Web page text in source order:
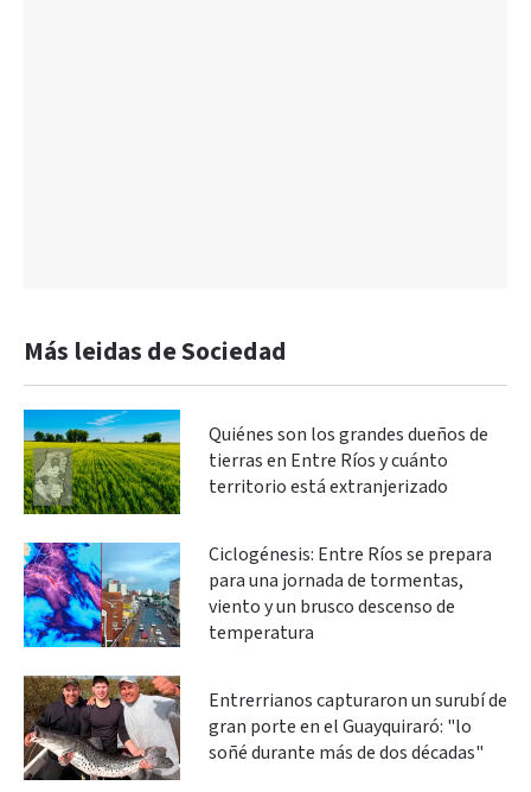
Más leidas de Sociedad
Quiénes son los grandes dueños de
tierras en Entre Ríos y cuánto
territorio está extranjerizado
Ciclogénesis: Entre Ríos se prepara
para una jornada de tormentas,
viento y un brusco descenso de
temperatura
Entrerrianos capturaron un surubí de
gran porte en el Guayquiraró: "lo
soñé durante más de dos décadas"